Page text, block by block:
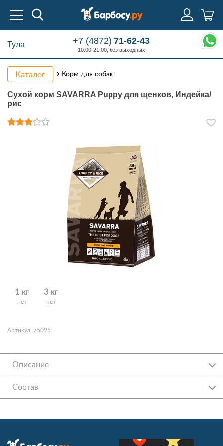
Тула +7 (4872)71-62-43
10:00-21:00, без выходных
Каталог Корм для собак
Сухой корм SAVARRA Puppy для щенков, Индейка/
рис
1 кг
нет
3 кг
нет
Артикул: 75095
Описание
Состав